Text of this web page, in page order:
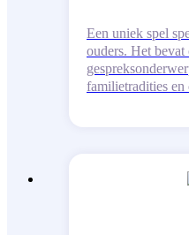
Een uniek spel
ouders. Het bevat
familietradities en